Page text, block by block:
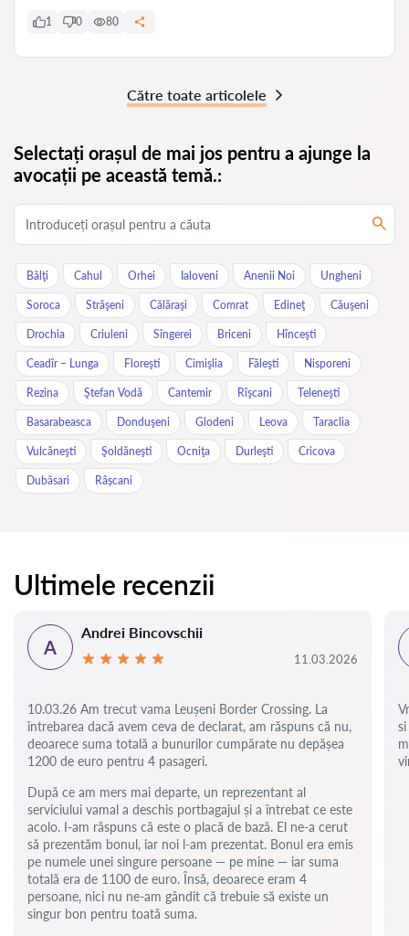
1 0 80
Către toate articolele
Selectați orașul de mai jos pentru a ajunge la
avocații pe această temă.:
Bălţi Cahul Orhei Ialoveni Anenii Noi Ungheni
Soroca Străşeni Călăraşi Comrat Edineţ Căuşeni
Drochia Criuleni Sîngerei Briceni Hînceşti
Ceadîr – Lunga Floreşti Cimişlia Făleşti Nisporeni
Rezina Ştefan Vodă Cantemir Rîşcani Teleneşti
Basarabeasca Donduşeni Glodeni Leova Taraclia
Vulcăneşti Şoldăneşti Ocniţa Durleşti Cricova
Dubăsari Râșcani
Ultimele recenzii
A
Andrei Bincovschii
11.03.2026
10.03.26 Am trecut vama Leușeni Border Crossing. La
întrebarea dacă avem ceva de declarat, am răspuns că nu,
deoarece suma totală a bunurilor cumpărate nu depășea
1200 de euro pentru 4 pasageri.
După ce am mers mai departe, un reprezentant al
serviciului vamal a deschis portbagajul și a întrebat ce este
acolo. I-am răspuns că este o placă de bază. El ne-a cerut
să prezentăm bonul, iar noi l-am prezentat. Bonul era emis
pe numele unei singure persoane — pe mine — iar suma
totală era de 1100 de euro. Însă, deoarece eram 4
persoane, nici nu ne-am gândit că trebuie să existe un
singur bon pentru toată suma.